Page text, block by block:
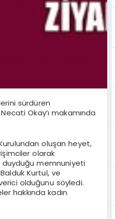
sürdüren
Okay’ı makamında
oluşan heyet,
olarak
memnuniyeti
Kurtul, ve
olduğunu söyledi.
hakkında kadın